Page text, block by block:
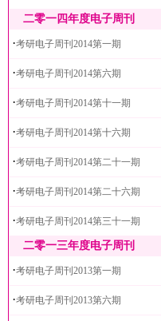
二零一四年度电子周刊
·考研电子周刊2014第一期
·考研电子周刊2014第六期
·考研电子周刊2014第十一期
·考研电子周刊2014第十六期
·考研电子周刊2014第二十一期
·考研电子周刊2014第二十六期
·考研电子周刊2014第三十一期
二零一三年度电子周刊
·考研电子周刊2013第一期
·考研电子周刊2013第六期